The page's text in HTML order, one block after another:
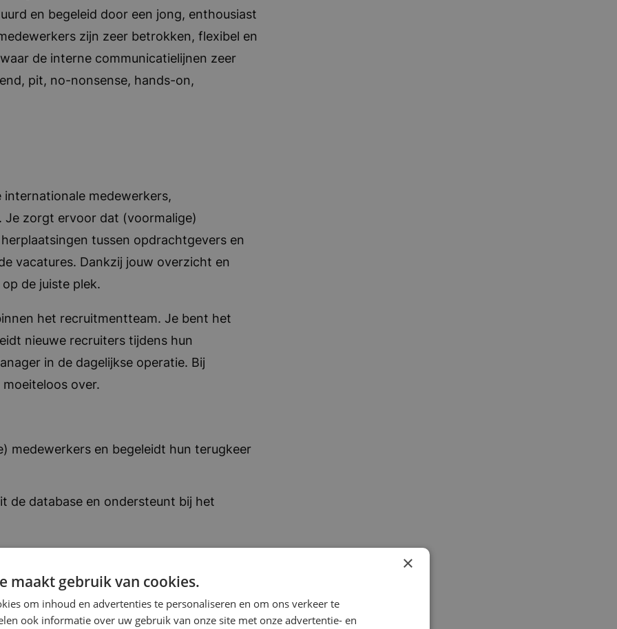
en begeleid door een jong, enthousiast
zijn zeer betrokken, flexibel en
de interne communicatielijnen zeer
pit, no-nonsense, hands-on,
internationale medewerkers,
zorgt ervoor dat (voormalige)
tussen opdrachtgevers en
vacatures. Dankzij jouw overzicht en
de juiste plek.
het recruitmentteam. Je bent het
nieuwe recruiters tijdens hun
in de dagelijkse operatie. Bij
over.
medewerkers en begeleidt hun terugkeer
de database en ondersteunt bij het
tussen verschillende
recruitmentpartners en
×
maakt gebruik van cookies.
om inhoud en advertenties te personaliseren en om ons verkeer te
ook informatie over uw gebruik van onze site met onze advertentie- en